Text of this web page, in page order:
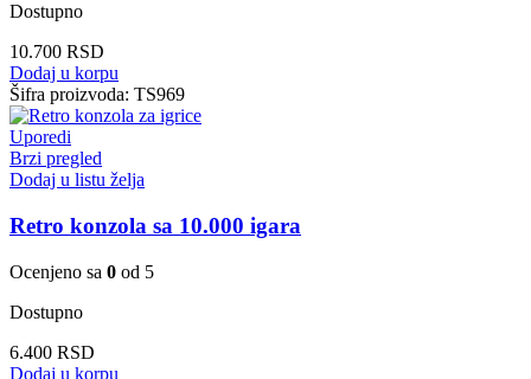
Dostupno
10.700 RSD
Dodaj u korpu
Šifra proizvoda: TS969
Uporedi
Brzi pregled
Dodaj u listu želja
Retro konzola sa 10.000 igara
Ocenjeno sa 0 od 5
Dostupno
6.400 RSD
Dodaj u korpu